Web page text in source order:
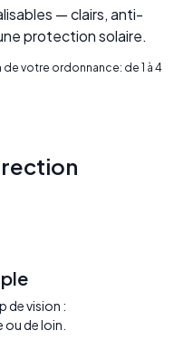
— clairs, anti-
protection solaire.
votre ordonnance: de 1 à 4
de vision :
de loin.